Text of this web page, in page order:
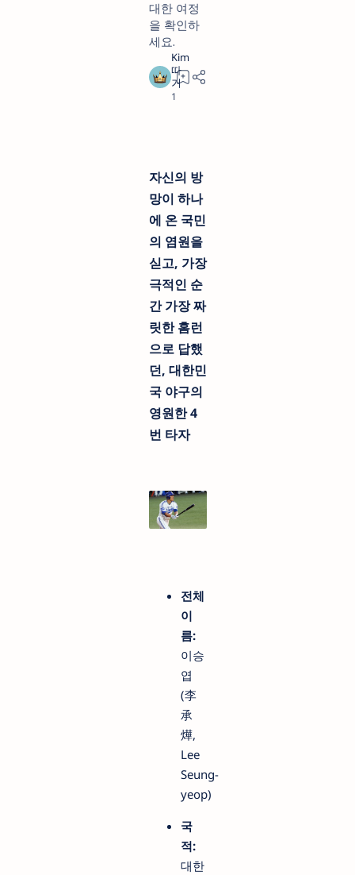
대한 여정
을 확인하
세요.
자신의 방
망이 하나
에 온 국민
의 염원을
싣고, 가장
극적인 순
간 가장 짜
릿한 홈런
으로 답했
던, 대한민
국 야구의
영원한 4
번 타자
전체
이
름:
이승
엽
(李
承
燁,
Lee
Seung-
yeop)
국
적:
대한